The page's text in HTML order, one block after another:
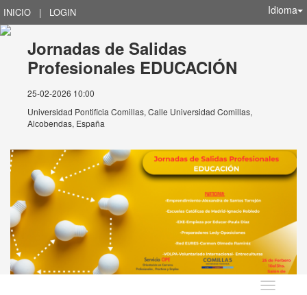
INICIO | LOGIN Idioma
Jornadas de Salidas
Profesionales EDUCACIÓN
25-02-2026 10:00
Universidad Pontificia Comillas, Calle Universidad Comillas,
Alcobendas, España
Idioma